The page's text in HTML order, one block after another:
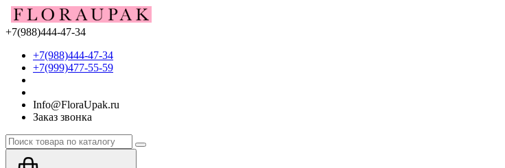
+7(988)444-47-34
+7(988)444-47-34
+7(999)477-55-59
Info@FloraUpak.ru
Заказ звонка